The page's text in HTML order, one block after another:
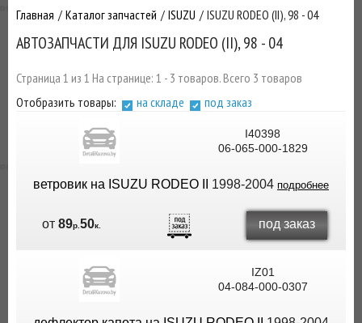
Главная Каталог запчастей ISUZU ISUZU RODEO (II), 98 - 04
АВТОЗАПЧАСТИ ДЛЯ ISUZU RODEO (II), 98 - 04
Страница 1 из 1 На странице: 1 - 3 товаров. Всего 3 товаров
Отобразить товары:
на складе под заказ
I40398
06-065-000-1829
ветровик на ISUZU RODEO II 1998-2004 подробнее
от89р.50к. под заказ
IZ01
04-084-000-0307
РАСХОДНИКИ,
ЗАПЧАСТИ К
ЗАКАЗУ ЧЕРЕЗ